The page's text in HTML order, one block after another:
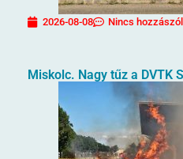
2026-08-08 Nincs
Miskolc. Nagy tűz a DVTK